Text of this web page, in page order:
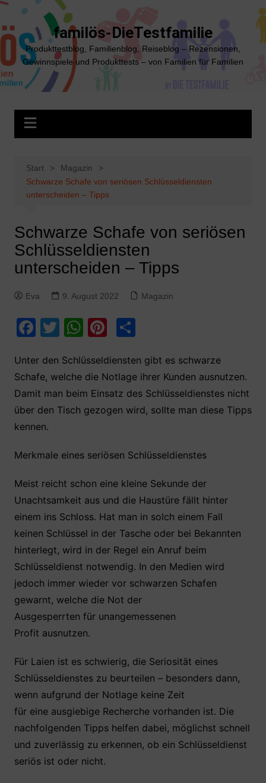
Zum
springen
familös-DieTestfamilie
Produkttestblog, Familienblog, Reiseblog – Rezensionen,
Gewinnspiele und Produkttests – von Familien für Familien
Start
Magazin
Schwarze Schafe von seriösen Schlüsseldiensten
unterscheiden – Tipps
Schwarze Schafe von seriösen
Schlüsseldiensten
unterscheiden – Tipps
Eva 9. August 2022 Magazin
F
c
e
b
o
k
T
itt
er
W
at
s
A
p
Pi
er
e
st
T
le
n
Unter den Schlüsseldiensten gibt es schwarze
Schafe, welche die Notlage ihrer Kunden ausnutzen.
Damit man beim Einsatz des Schlüsseldienstes nicht
über den Tisch gezogen wird, sollte man diese Tipps
kennen.
Merkmale eines seriösen Schlüsseldienstes
Meist reicht schon eine kleine Sekunde der
Unachtsamkeit aus und die Haustüre fällt hinter
einem ins Schloss. Hat man in solch einem Fall
keinen Schlüssel in der Tasche oder bei Bekannten
hinterlegt, wird in der Regel ein Anruf beim
Schlüsseldienst notwendig. In den Medien wird
jedoch immer wieder vor schwarzen Schafen
gewarnt, welche die Not der
Ausgesperrten für unangemessenen
Profit ausnutzen.
Für Laien ist es schwierig, die Seriosität eines
Schlüsseldienstes zu beurteilen – besonders dann,
wenn aufgrund der Notlage keine Zeit
für eine ausgiebige Recherche vorhanden ist. Die
nachfolgenden Tipps helfen dabei, möglichst schnell
und zuverlässig zu erkennen, ob ein Schlüsseldienst
seriös ist oder nicht.